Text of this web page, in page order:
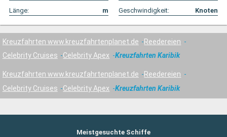
Länge:
m Geschwindigkeit: Knoten
Kreuzfahrten www.kreuzfahrtenplanet.de
Reedereien
Celebrity Cruises
Celebrity Apex Kreuzfahrten Karibik
Kreuzfahrten www.kreuzfahrtenplanet.de
Reedereien
Celebrity Cruises
Celebrity Apex Kreuzfahrten Karibik
Meistgesuchte Schiffe